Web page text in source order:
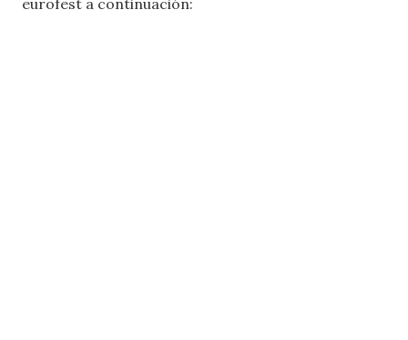
eurofest a continuación: